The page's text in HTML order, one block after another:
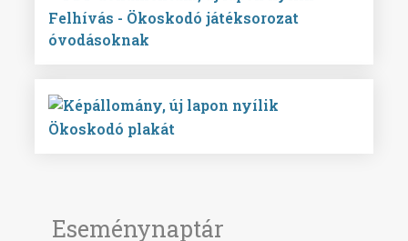
Eseménynaptár
Felhívás - Ökoskodó játéksorozat
óvodásoknak
Ökoskodó plakát